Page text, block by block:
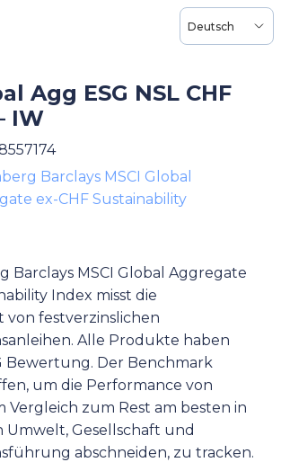
Deutsch
Agg ESG NSL CHF
IW
Barclays MSCI Global
ex-CHF Sustainability
Barclays MSCI Global Aggregate
Index misst die
von festverzinslichen
Alle Produkte haben
Bewertung. Der Benchmark
um die Performance von
Vergleich zum Rest am besten in
Umwelt, Gesellschaft und
abschneiden, zu tracken.